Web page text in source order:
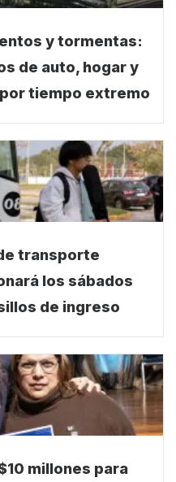
y tormentas:
de auto, hogar y
tiempo extremo
transporte
los sábados
de ingreso
millones para